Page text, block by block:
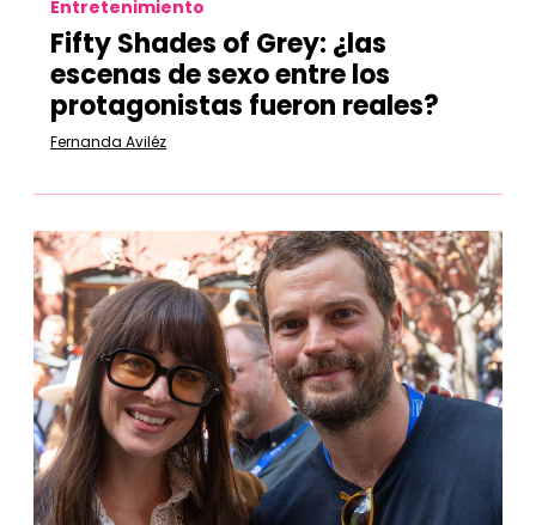
Entretenimiento
Fifty Shades of Grey: ¿las
escenas de sexo entre los
protagonistas fueron reales?
Fernanda Aviléz